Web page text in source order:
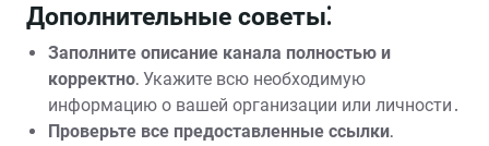
Дополнительные советы⁚
Заполните описание канала полностью и
корректно․ Укажите всю необходимую
информацию о вашей организации или личности․
Проверьте все предоставленные ссылки․